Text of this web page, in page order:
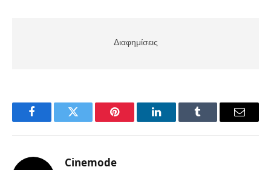
Διαφημίσεις
FacebookTwitter Pinterest LinkedInTumblr Email
Cinemode